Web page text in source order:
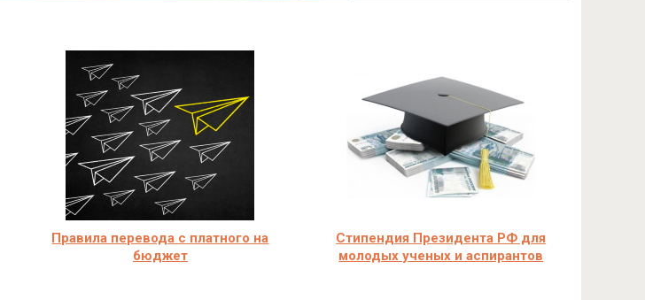
Правила перевода с платного на
бюджет
Стипендия Президента РФ для
молодых ученых и аспирантов